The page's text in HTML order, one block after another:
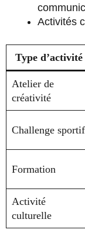
Activités
Type d’activité
Atelier de
créativité
Challenge sportif
Formation
Activité
culturelle